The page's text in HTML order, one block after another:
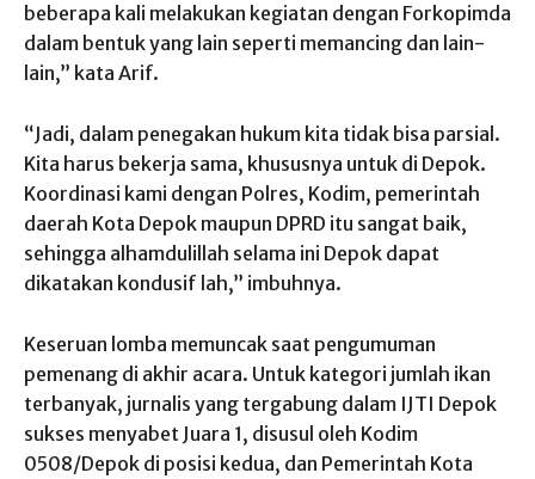
beberapa kali melakukan kegiatan dengan Forkopimda
dalam bentuk yang lain seperti memancing dan lain-
lain,” kata Arif.
“Jadi, dalam penegakan hukum kita tidak bisa parsial.
Kita harus bekerja sama, khususnya untuk di Depok.
Koordinasi kami dengan Polres, Kodim, pemerintah
daerah Kota Depok maupun DPRD itu sangat baik,
sehingga alhamdulillah selama ini Depok dapat
dikatakan kondusif lah,” imbuhnya.
Keseruan lomba memuncak saat pengumuman
pemenang di akhir acara. Untuk kategori jumlah ikan
terbanyak, jurnalis yang tergabung dalam IJTI Depok
sukses menyabet Juara 1, disusul oleh Kodim
0508/Depok di posisi kedua, dan Pemerintah Kota